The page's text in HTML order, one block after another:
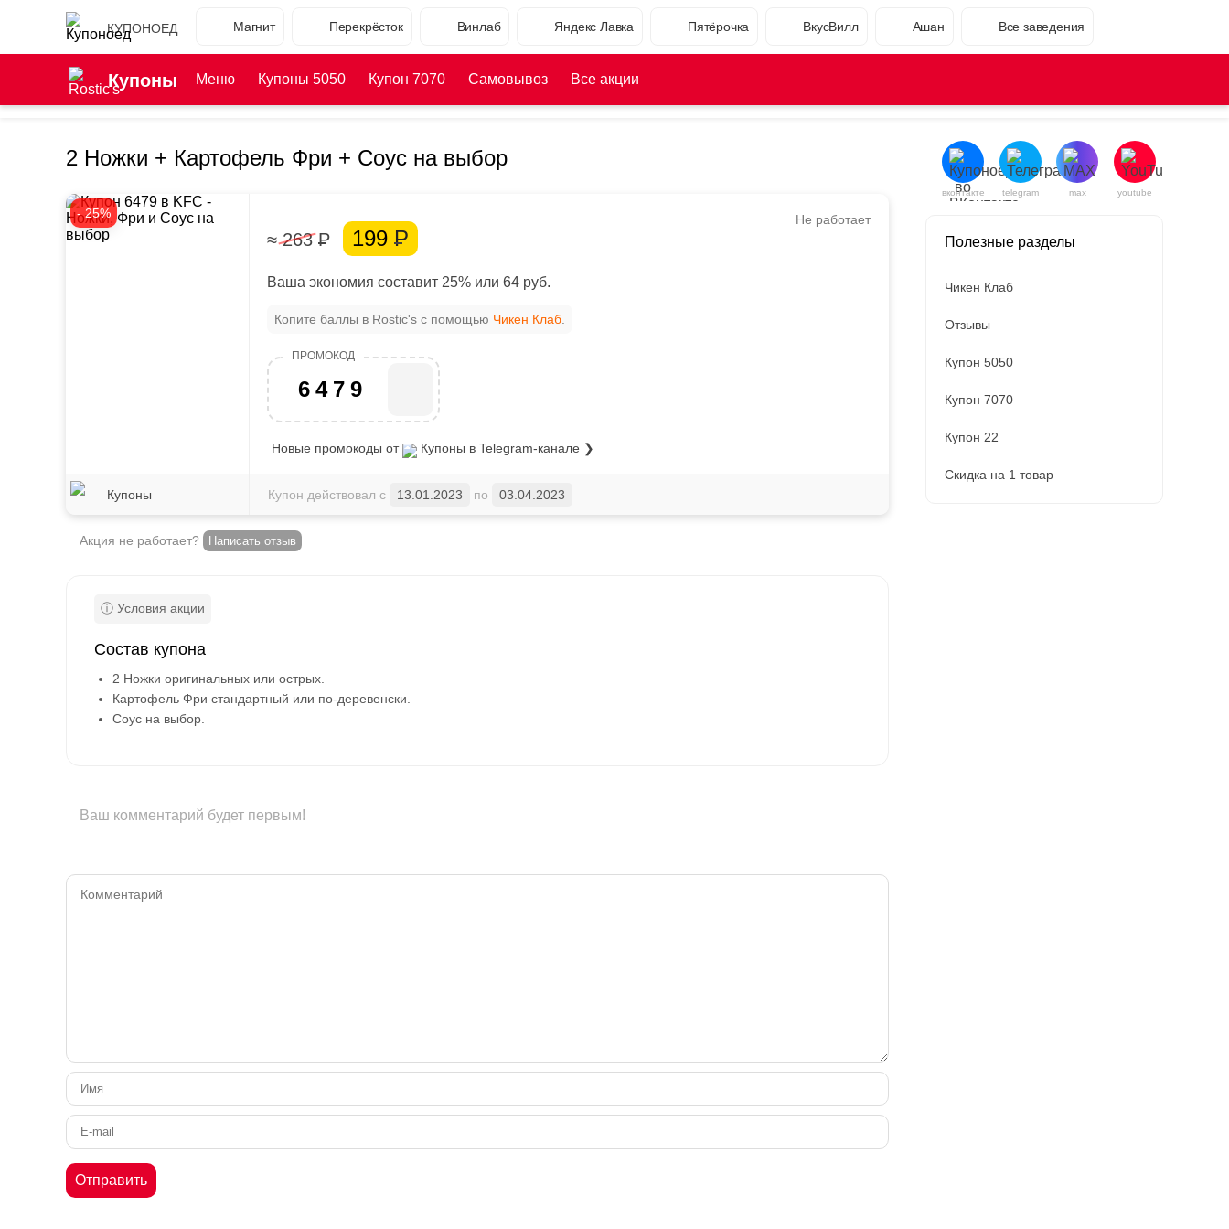
КУПОНОЕД Магнит Перекрёсток Винлаб Яндекс Лавка Пятёрочка ВкусВилл Ашан Все заведения
Купоны Меню Купоны 5050 Купон 7070 Самовывоз Все акции
2 Ножки + Картофель Фри + Соус на выбор
- 25%
Купоны
Не работает
≈ 263Р 199 Р
Ваша экономия составит 25% или 64 руб.
Копите баллы в Rostic's с помощью Чикен Клаб
6479
Новые промокоды от Купоны в Telegram-канале ❯
Купон действовал с 13.01.2023 по 03.04.2023
Акция не работает? Написать отзыв
Состав купона
2 Ножки оригинальных или острых.
Картофель Фри стандартный или по-деревенски.
Соус на выбор.
Ваш комментарий будет первым!
вконтакте telegram max youtube
Полезные разделы
Чикен Клаб
Отзывы
Купон 5050
Купон 7070
Купон 22
Скидка на 1 товар